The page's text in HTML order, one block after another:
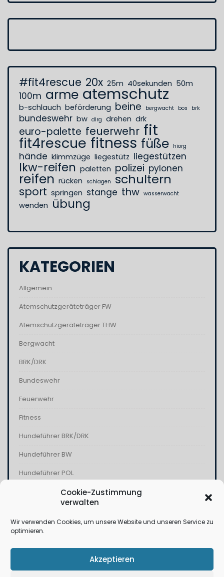
Cookie-Zustimmung
verwalten
Wir verwenden Cookies, um unsere Website und unseren Service zu
optimieren.
Akzeptieren
#fit4rescue 20x 25m 40sekunden 50m
100m arme atemschutz
b-schlauch beförderung beine bergwacht bos brk
bundeswehr bw dlrg drehen drk
euro-palette feuerwehr fit
fit4rescue fitness füße hiorg
hände klimmzüge liegestütz liegestützen
lkw-reifen paletten polizei pylonen
reifen rücken schlagen schultern
sport springen stange thw wasserwacht
wenden übung
KATEGORIEN
Allgemein
Atemschutzgeräteträger FW
Atemschutzgeräteträger THW
Bergwacht
BRK/DRK
Bundeswehr
Feuerwehr
Fitness
Hundeführer BRK/DRK
Hundeführer BW
Hundeführer POL
Kampfschwimmer
Polizei
THW